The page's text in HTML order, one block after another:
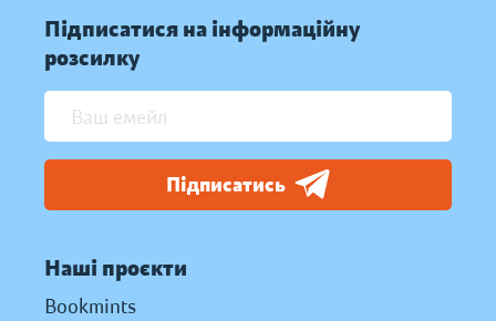
Підписатися на інформаційну
розсилку
Підписатись
Наші проєкти
Bookmints